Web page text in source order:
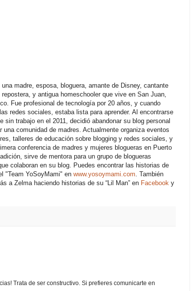
madre, esposa, bloguera, amante de Disney, cantante
repostera, y antigua homeschooler que vive en San Juan,
Fue profesional de tecnología por 20 años, y cuando
redes sociales, estaba lista para aprender. Al encontrarse
sin trabajo en el 2011, decidió abandonar su blog personal
una comunidad de madres. Actualmente organiza eventos
talleres de educación sobre blogging y redes sociales, y
conferencia de madres y mujeres blogueras en Puerto
sirve de mentora para un grupo de blogueras
colaboran en su blog. Puedes encontrar las historias de
"Team YoSoyMami" enwww.yosoymami.com. También
a Zelma haciendo historias de su “Lil Man” en Facebook y
Trata de ser constructivo. Si prefieres comunicarte en